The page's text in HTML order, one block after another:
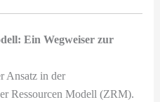
Ein Wegweiser zur
Ansatz in der
Ressourcen Modell (ZRM).